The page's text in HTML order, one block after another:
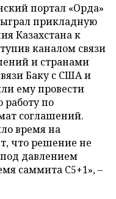
портал «Орда»
прикладную
Казахстана к
каналом связи
и странами
Баку с США и
ему провести
работу по
соглашений.
время на
что решение не
давлением
саммита C5+1», –